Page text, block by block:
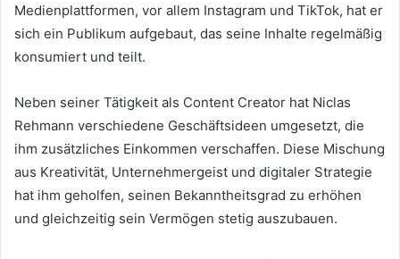
Medienplattformen, vor allem Instagram und TikTok, hat er
sich ein Publikum aufgebaut, das seine Inhalte regelmäßig
konsumiert und teilt.
Neben seiner Tätigkeit als Content Creator hat Niclas
Rehmann verschiedene Geschäftsideen umgesetzt, die
ihm zusätzliches Einkommen verschaffen. Diese Mischung
aus Kreativität, Unternehmergeist und digitaler Strategie
hat ihm geholfen, seinen Bekanntheitsgrad zu erhöhen
und gleichzeitig sein Vermögen stetig auszubauen.